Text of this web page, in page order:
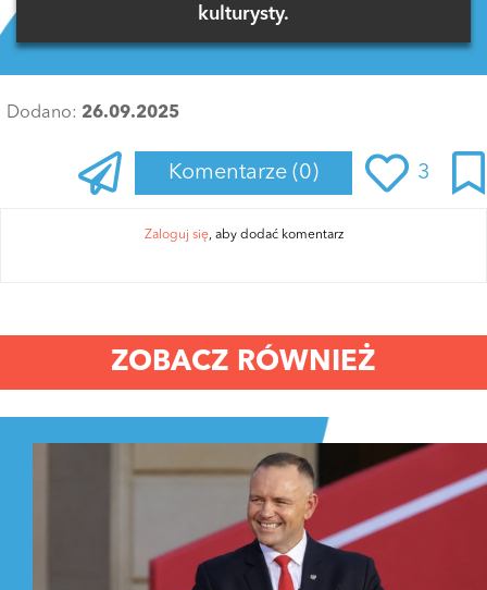
kulturysty.
Dodano: 26.09.2025
Komentarze (0) 3
Zaloguj się, aby dodać komentarz
ZOBACZ RÓWNIEŻ